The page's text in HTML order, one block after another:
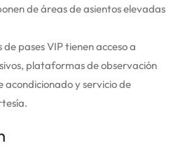
de áreas de asientos elevadas
pases VIP tienen acceso a
plataformas de observación
acondicionado y servicio de